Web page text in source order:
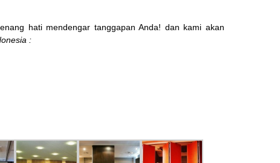
hati mendengar tanggapan Anda! dan kami akan
: